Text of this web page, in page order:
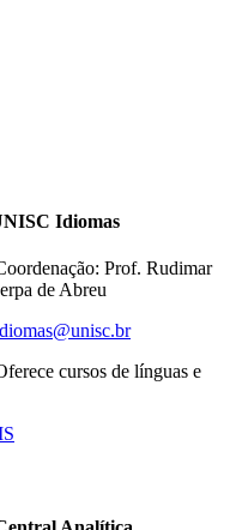
Idiomas
Prof. Rudimar
de Abreu
cursos de línguas e